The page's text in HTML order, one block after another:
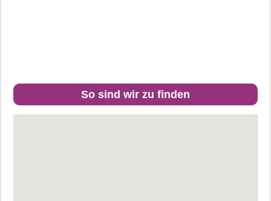
So sind wir zu finden